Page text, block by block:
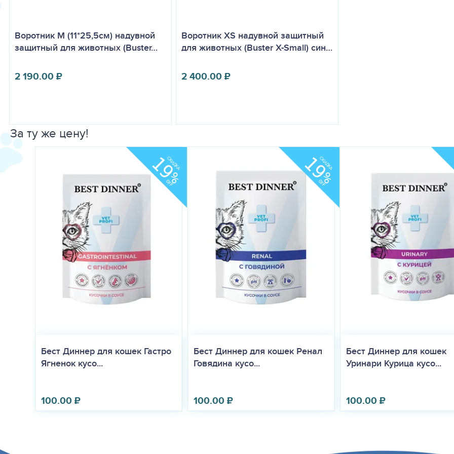
Воротник M (11*25,5см) надувной
защитный для животных (Buster…
2 190.00₽
Воротник XS надувной защитный
для животных (Buster X-Small) син…
2 400.00₽
За ту же цену!
СКИДКА
19
%
OFF
Бест Диннер для кошек Гастро
Ягненок кусо...
100.00₽
СКИДКА
19
%
OFF
Бест Диннер для кошек Ренал
Говядина кусо...
100.00₽
Бест Диннер для кошек
Уринари Курица кусо...
100.00₽